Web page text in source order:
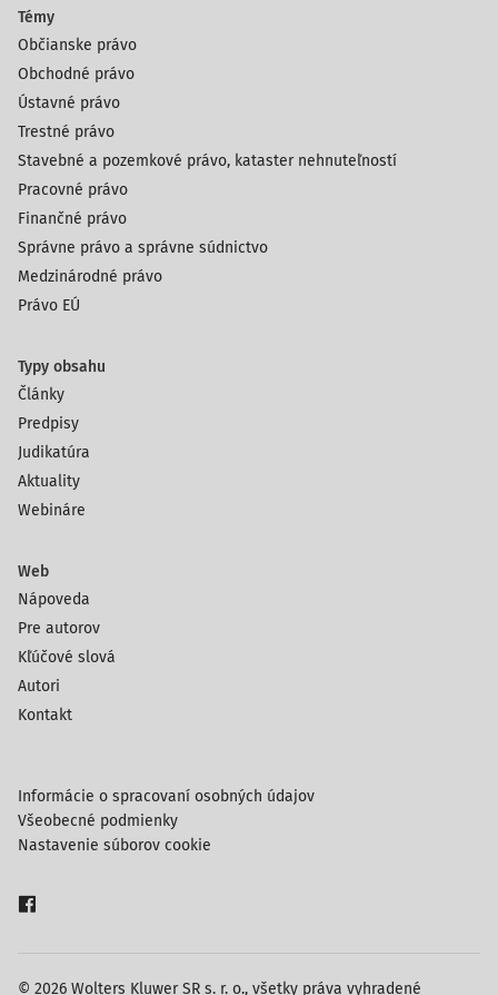
Témy
Občianske právo
Obchodné právo
Ústavné právo
Trestné právo
Stavebné a pozemkové právo, kataster nehnuteľností
Pracovné právo
Finančné právo
Správne právo a správne súdnictvo
Medzinárodné právo
Právo EÚ
Typy obsahu
Články
Predpisy
Judikatúra
Aktuality
Webináre
Web
Nápoveda
Pre autorov
Kľúčové slová
Autori
Kontakt
© 2026 Wolters Kluwer SR s. r. o., všetky práva vyhradené
Informácie o spracovaní osobných údajov
Všeobecné podmienky
Nastavenie súborov cookie